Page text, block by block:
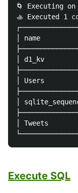
🌀 Executing on
🚣 Executed 1
│ name
│ d1_kv
│ Users
│
│ Tweets
Execute SQL